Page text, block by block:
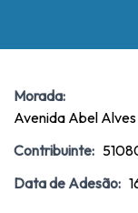
Morada:
Avenida Abel Alves
Contribuinte:
Data de Adesão: